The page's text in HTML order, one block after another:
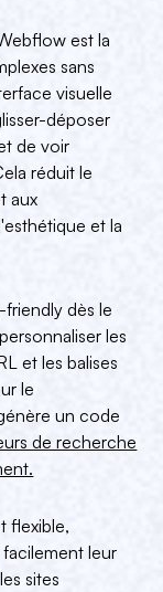
est la
sans
visuelle
déposer
de voir
réduit le
aux
et la
dès le
les
et les balises
le
un code
de recherche
flexible,
leur
sites